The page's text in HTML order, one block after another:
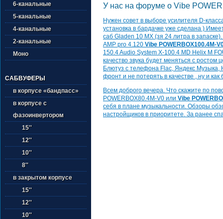
6-канальные
5-канальные
4-канальные
2-канальные
Моно
САБВУФЕРЫ
в корпусе «бандпасс»
в корпусе с
фазоинвертором
15''
12''
10''
8''
в закрытом корпусе
15''
12''
10''
У нас на форуме о Vibe
Нужен совет в выборе усилителя D-
установка в бардачке уже сделана )
саб Gladen 10 MX (зя 24 литра в
AMP pro 4.120 Vibe POWERBOX100.4M-
150.4 Audio System X-100.4 MD Helix M
качество звука будет меняться с
Блютуз с телефона Flac, Яндекс
фронт и не потерять в качестве , ну и как
Всем доброго вечера. Что скажите по
POWERBOX80.4M-V0 или Vibe
себя в плане музыкальности. Обзоры
настройщиков в приоритете. За ранее